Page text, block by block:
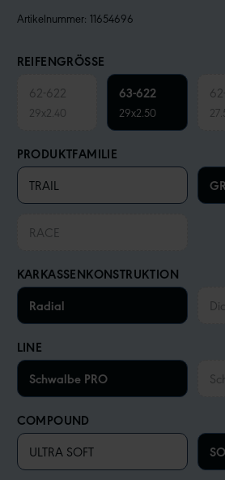
Artikelnummer: 11654696
REIFENGRÖSSE
62-622
29x2.40
63-622
29x2.50
PRODUKTFAMILIE
TRAIL
RACE
KARKASSENKONSTRUKTION
Radial
LINE
Schwalbe PRO
COMPOUND
ULTRA SOFT